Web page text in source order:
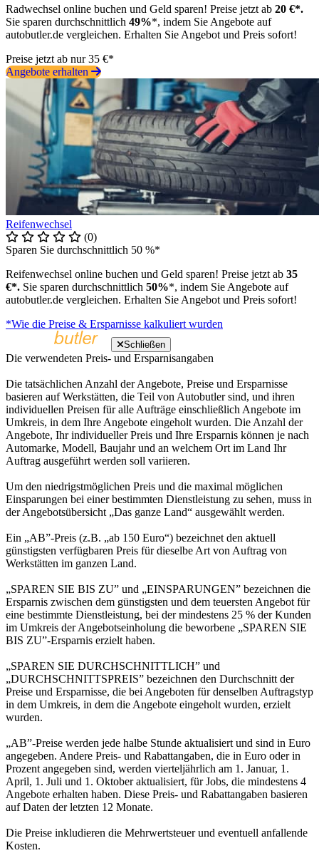
Radwechsel online buchen und Geld sparen! Preise jetzt ab 20 €*.
Sie sparen durchschnittlich 49%*, indem Sie Angebote auf
autobutler.de vergleichen. Erhalten Sie Angebot und Preis sofort!
Preise jetzt ab nur 35 €*
Angebote erhalten
Reifenwechsel
(0)
Sparen Sie durchschnittlich 50 %*
Reifenwechsel online buchen und Geld sparen! Preise jetzt ab 35
€*. Sie sparen durchschnittlich 50%*, indem Sie Angebote auf
autobutler.de vergleichen. Erhalten Sie Angebot und Preis sofort!
*Wie die Preise & Ersparnisse kalkuliert wurden
Schließen
Die verwendeten Preis- und Ersparnisangaben
Die tatsächlichen Anzahl der Angebote, Preise und Ersparnisse
basieren auf Werkstätten, die Teil von Autobutler sind, und ihren
individuellen Preisen für alle Aufträge einschließlich Angebote im
Umkreis, in dem Ihre Angebote eingeholt wurden. Die Anzahl der
Angebote, Ihr individueller Preis und Ihre Ersparnis können je nach
Automarke, Modell, Baujahr und an welchem Ort im Land Ihr
Auftrag ausgeführt werden soll variieren.
Um den niedrigstmöglichen Preis und die maximal möglichen
Einsparungen bei einer bestimmten Dienstleistung zu sehen, muss in
der Angebotsübersicht „Das ganze Land“ ausgewählt werden.
Ein „AB”-Preis (z.B. „ab 150 Euro“) bezeichnet den aktuell
günstigsten verfügbaren Preis für dieselbe Art von Auftrag von
Werkstätten im ganzen Land.
„SPAREN SIE BIS ZU” und „EINSPARUNGEN” bezeichnen die
Ersparnis zwischen dem günstigsten und dem teuersten Angebot für
eine bestimmte Dienstleistung, bei der mindestens 25 % der Kunden
im Umkreis der Angebotseinholung die beworbene „SPAREN SIE
BIS ZU”-Ersparnis erzielt haben.
„SPAREN SIE DURCHSCHNITTLICH” und
„DURCHSCHNITTSPREIS” bezeichnen den Durchschnitt der
Preise und Ersparnisse, die bei Angeboten für denselben Auftragstyp
in dem Umkreis, in dem die Angebote eingeholt wurden, erzielt
wurden.
„AB”-Preise werden jede halbe Stunde aktualisiert und sind in Euro
angegeben. Andere Preis- und Rabattangaben, die in Euro oder in
Prozent angegeben sind, werden vierteljährlich am 1. Januar, 1.
April, 1. Juli und 1. Oktober aktualisiert, für Jobs, die mindestens 4
Angebote erhalten haben. Diese Preis- und Rabattangaben basieren
auf Daten der letzten 12 Monate.
Die Preise inkludieren die Mehrwertsteuer und eventuell anfallende
Kosten.